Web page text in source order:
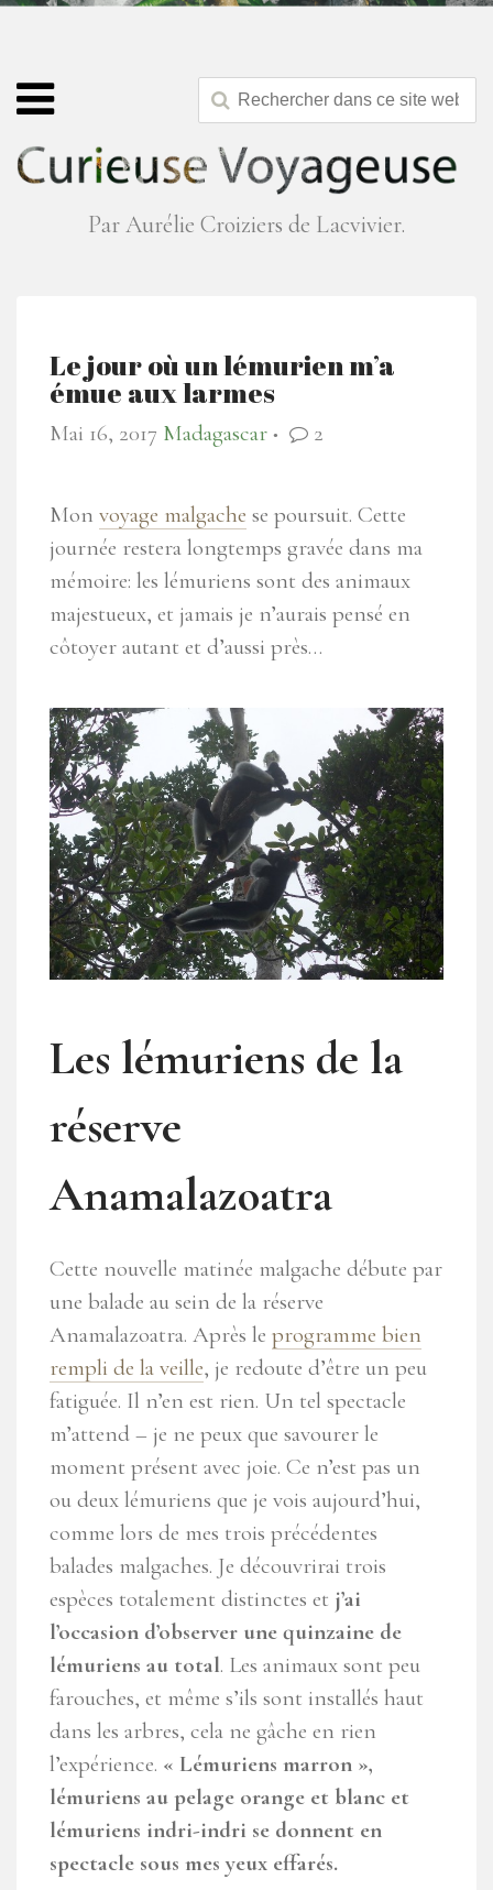
Par Aurélie Croiziers de Lacvivier.
Le jour où un lémurien m’a
émue aux larmes
Mai 16, 2017 Madagascar ● 2
Mon voyage malgache se poursuit. Cette
journée restera longtemps gravée dans ma
mémoire: les lémuriens sont des animaux
majestueux, et jamais je n’aurais pensé en
côtoyer autant et d’aussi près…
Les lémuriens de la
réserve
Anamalazoatra
Cette nouvelle matinée malgache débute par
une balade au sein de la réserve
Anamalazoatra. Après le programme bien
rempli de la veille, je redoute d’être un peu
fatiguée. Il n’en est rien. Un tel spectacle
m’attend – je ne peux que savourer le
moment présent avec joie. Ce n’est pas un
ou deux lémuriens que je vois aujourd’hui,
comme lors de mes trois précédentes
balades malgaches. Je découvrirai trois
espèces totalement distinctes et j’ai
l’occasion d’observer une quinzaine de
lémuriens au total. Les animaux sont peu
farouches, et même s’ils sont installés haut
dans les arbres, cela ne gâche en rien
l’expérience. « Lémuriens marron »,
lémuriens au pelage orange et blanc et
lémuriens indri-indri se donnent en
spectacle sous mes yeux effarés.